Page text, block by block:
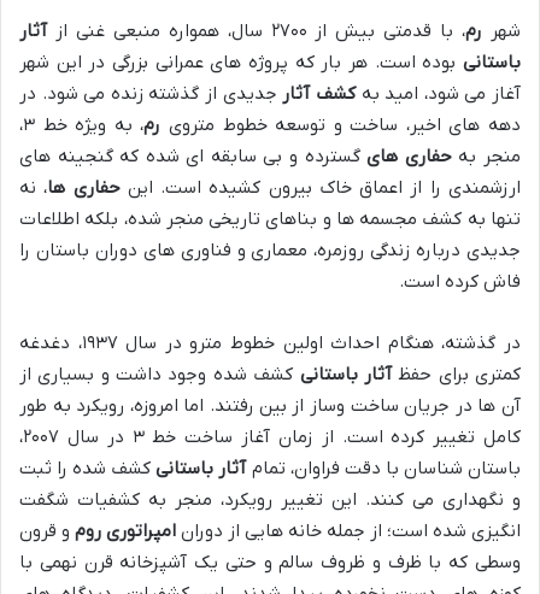
شهر رم، با قدمتی بیش از ۲۷۰۰ سال، همواره منبعی غنی از
آثار
باستانی بوده است. هر بار که پروژه های عمرانی بزرگی در این شهر
آغاز می شود، امید بهکشف آثار جدیدی از گذشته زنده می شود. در
دهه های اخیر، ساخت و توسعه خطوط متروی رم
، به ویژه خط ۳،
منجر بهحفاری هایگسترده و بی سابقه ای شده که گنجینه های
ارزشمندی را از اعماق خاک بیرون کشیده است. اینحفاری ها، نه
تنها به کشف مجسمه ها و بناهای تاریخی منجر شده، بلکه اطلاعات
جدیدی درباره زندگی روزمره، معماری و فناوری های دوران باستان را
فاش کرده است.
در گذشته، هنگام احداث اولین خطوط مترو در سال ۱۹۳۷، دغدغه
کمتری برای حفظآثار باستانی کشف شده وجود داشت و بسیاری از
آن ها در جریان ساخت وساز از بین رفتند. اما امروزه، رویکرد به طور
کامل تغییر کرده است. از زمان آغاز ساخت خط ۳ در سال ۲۰۰۷،
باستان شناسان با دقت فراوان، تمامآثار باستانیکشف شده را ثبت
و نگهداری می کنند. این تغییر رویکرد، منجر به کشفیات شگفت
انگیزی شده است؛ از جمله خانه هایی از دوران امپراتوری روم و قرون
وسطی که با ظرف و ظروف سالم و حتی یک آشپزخانه قرن نهمی با